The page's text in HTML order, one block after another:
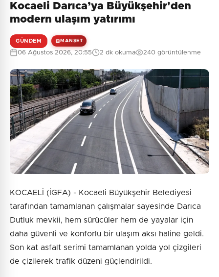
Kocaeli Darıca’ya Büyükşehir'den
modern ulaşım yatırımı
GÜNDEM MANŞET
06 Ağustos 2026, 20:55 2 dk okuma 240 görüntülenme
KOCAELİ (İGFA) - Kocaeli Büyükşehir Belediyesi
tarafından tamamlanan çalışmalar sayesinde Darıca
Dutluk mevkii, hem sürücüler hem de yayalar için
daha güvenli ve konforlu bir ulaşım aksı haline geldi.
Son kat asfalt serimi tamamlanan yolda yol çizgileri
de çizilerek trafik düzeni güçlendirildi.